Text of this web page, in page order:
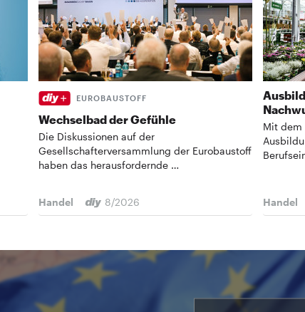
EUROBAUSTOFF
Wechselbad der Gefühle
Die Diskussionen auf der
Gesellschafterversammlung der ­Eurobaustoff
haben das herausfordernde …
Handel 8/2026
Mit dem
Handel